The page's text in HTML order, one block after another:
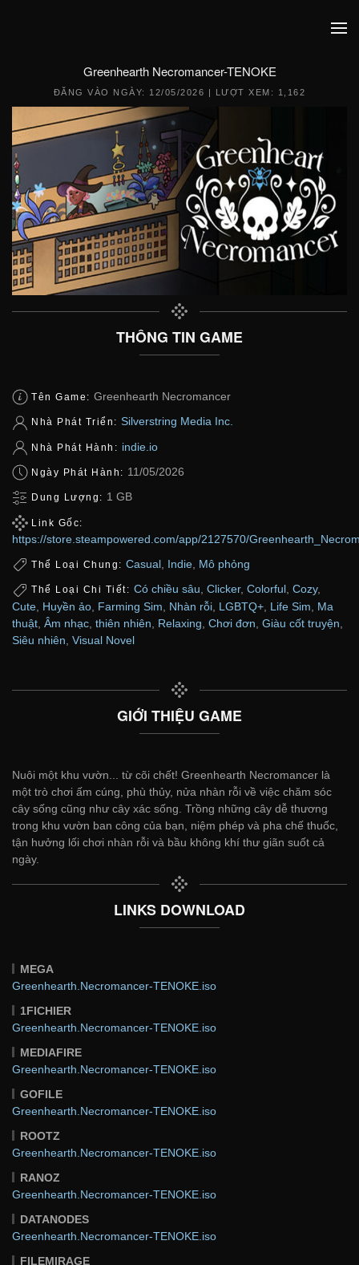
Greenhearth Necromancer-TENOKE
ĐĂNG VÀO NGÀY: 12/05/2026 | LƯỢT XEM: 1,162
THÔNG TIN GAME
Tên Game: Greenhearth Necromancer
Nhà Phát Triển: Silverstring Media Inc.
Nhà Phát Hành: indie.io
Ngày Phát Hành: 11/05/2026
Dung Lượng: 1 GB
Link Gốc:
https://store.steampowered.com/app/2127570/
Thể Loại Chung: Casual Indie Mô phỏng
Thể Loại Chi Tiết: Có chiều sâu, Clicker, Colorful, Cozy,
Cute Huyền ảo Farming Sim Nhàn rỗi LGBTQ+ Life Sim
Ma
thuật Âm nhạc thiên nhiên Relaxing Chơi đơn Giàu cốt truyện
Siêu nhiên Visual Novel
GIỚI THIỆU GAME
Nuôi một khu vườn... từ cõi chết! Greenhearth Necromancer là
một trò chơi ấm cúng, phù thủy, nửa nhàn rỗi về việc chăm sóc
cây sống cũng như cây xác sống. Trồng những cây dễ thương
trong khu vườn ban công của bạn, niệm phép và pha chế thuốc,
tận hưởng lối chơi nhàn rỗi và bầu không khí thư giãn suốt cả
ngày.
LINKS DOWNLOAD
MEGA
Greenhearth.Necromancer-TENOKE.iso
1FICHIER
Greenhearth.Necromancer-TENOKE.iso
MEDIAFIRE
Greenhearth.Necromancer-TENOKE.iso
GOFILE
Greenhearth.Necromancer-TENOKE.iso
ROOTZ
Greenhearth.Necromancer-TENOKE.iso
RANOZ
Greenhearth.Necromancer-TENOKE.iso
DATANODES
Greenhearth.Necromancer-TENOKE.iso
FILEMIRAGE